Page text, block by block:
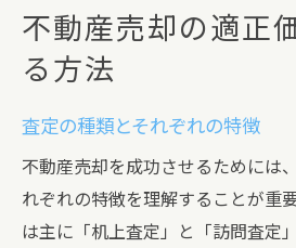
不動産売却の適正
る方法
査定の種類とそれぞれの特徴
不動産売却を成功させるためには
れぞれの特徴を理解することが重
は主に「机上査定」と「訪問査定